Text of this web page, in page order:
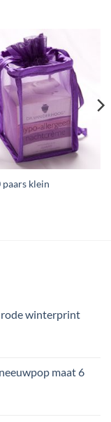
paars klein
rode winterprint
maat 6